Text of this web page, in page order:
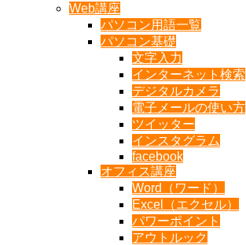
Web講座
パソコン用語一覧
パソコン基礎
文字入力
インターネット検索
デジタルカメラ
電子メールの使い方
ツイッター
インスタグラム
facebook
オフィス講座
Word（ワード）
Excel（エクセル）
パワーポイント
アウトルック